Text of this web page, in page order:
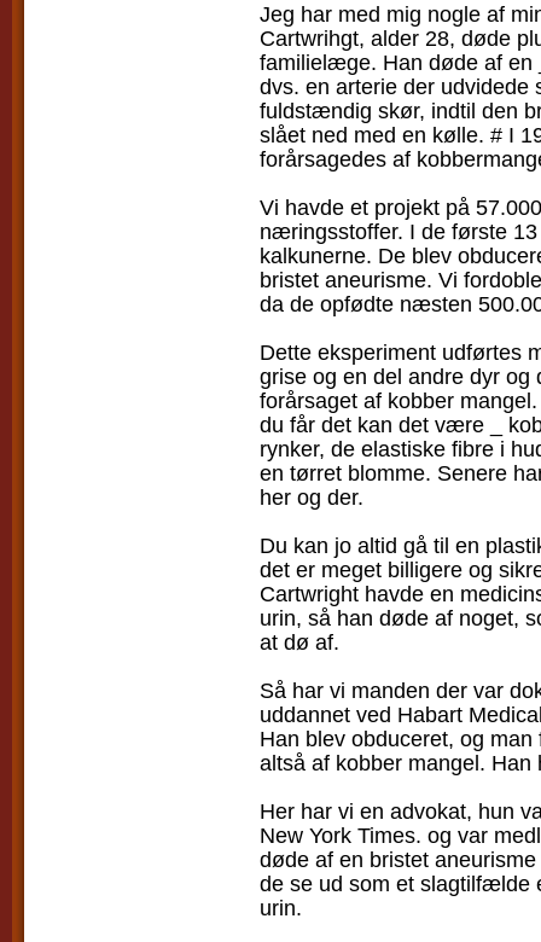
Jeg har med mig nogle af
Cartwrihgt, alder 28, døde
familielæge. Han døde af en
dvs. en arterie der udvidede
fuldstændig skør, indtil den
slået ned med en kølle. # I
forårsagedes af
Vi havde et projekt på
næringsstoffer. I de første
kalkunerne. De blev
bristet aneurisme. Vi
da de opfødte næsten
Dette eksperiment udførtes
grise og en del andre dyr
forårsaget af kobber
du får det kan det være _
rynker, de elastiske fibre i
en tørret blomme. Senere
her og der.
Du kan jo altid gå til en
det er meget billigere og
Cartwright havde en
urin, så han døde af noget,
at dø af.
Så har vi manden der var
uddannet ved Habart
Han blev obduceret, og
altså af kobber mangel.
Her har vi en advokat, hun
New York Times. og var
døde af en bristet
de se ud som et slagtilfælde
urin.